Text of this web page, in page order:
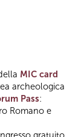
MIC card
archeologica
Pass:
Romano e